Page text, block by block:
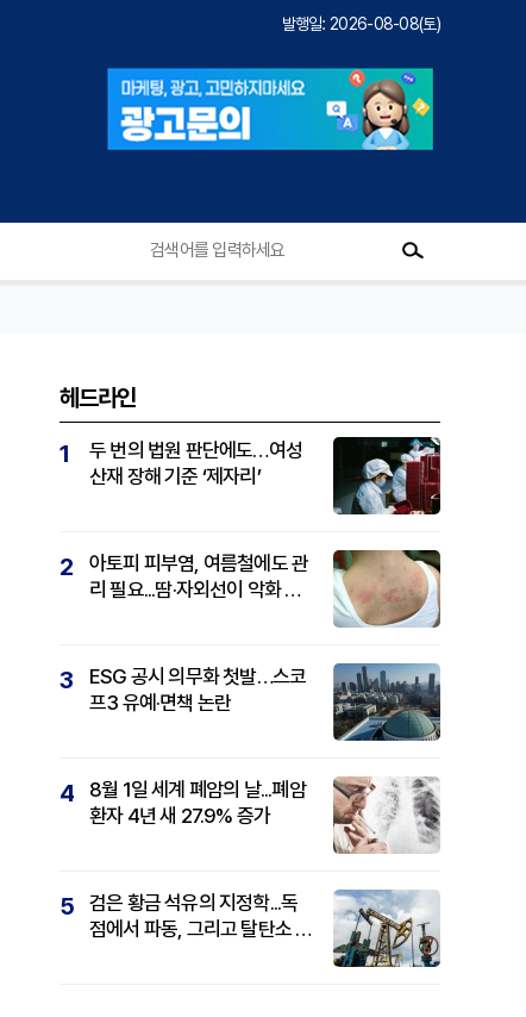
발행일: 2026-08-08(토)
헤드라인
1
두 번의 법원 판단에도…여성
산재 장해 기준 ‘제자리’
2
아토피 피부염, 여름철에도 관
리 필요...땀·자외선이 악화 요
3
ESG 공시 의무화 첫발…스코
프3 유예·면책 논란
4
8월 1일 세계 폐암의 날...폐암
환자 4년 새 27.9% 증가
5
검은 황금 석유의 지정학...독
점에서 파동, 그리고 탈탄소 패